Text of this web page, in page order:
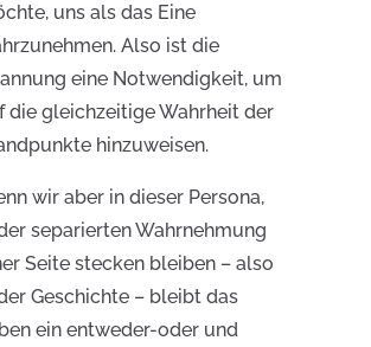
uns als das Eine
Also ist die
eine Notwendigkeit, um
die gleichzeitige Wahrheit der
hinzuweisen.
wir aber in dieser Persona,
separierten Wahrnehmung
Seite stecken bleiben – also
Geschichte – bleibt das
ein entweder-oder und